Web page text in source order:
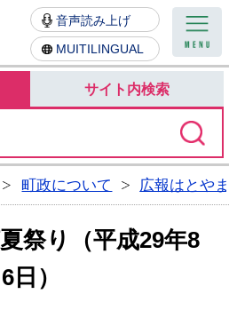
鳩山町
音声読み上げ
MUITILINGUAL
サイト内検索
町政について 広報はとや
祭り（平成29年8
日）